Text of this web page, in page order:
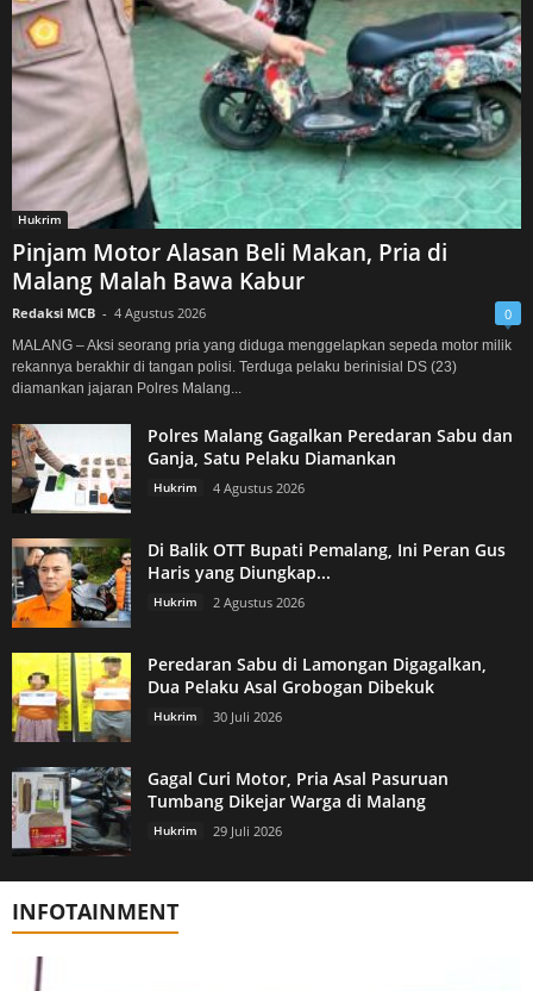
Hukrim
Pinjam Motor Alasan Beli Makan, Pria di
Malang Malah Bawa Kabur
Redaksi MCB - 4 Agustus 2026 0
MALANG – Aksi seorang pria yang diduga menggelapkan sepeda motor milik
rekannya berakhir di tangan polisi. Terduga pelaku berinisial DS (23)
diamankan jajaran Polres Malang...
Polres Malang Gagalkan Peredaran Sabu dan
Ganja, Satu Pelaku Diamankan
Hukrim 4 Agustus 2026
Di Balik OTT Bupati Pemalang, Ini Peran Gus
Haris yang Diungkap...
Hukrim 2 Agustus 2026
Peredaran Sabu di Lamongan Digagalkan,
Dua Pelaku Asal Grobogan Dibekuk
Hukrim 30 Juli 2026
Gagal Curi Motor, Pria Asal Pasuruan
Tumbang Dikejar Warga di Malang
Hukrim 29 Juli 2026
INFOTAINMENT